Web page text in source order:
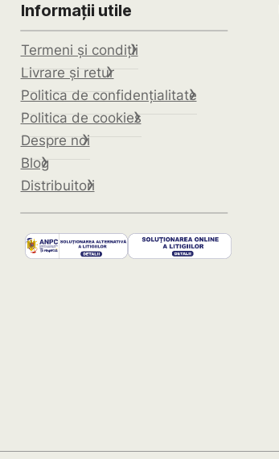
Informații utile
Termeni și condiții
Livrare și retur
Politica de confidențialitate
Politica de cookies
Despre noi
Blog
Distribuitori